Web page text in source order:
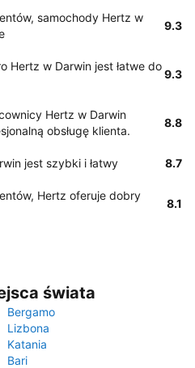
samochody Hertz w
9.3
Hertz w Darwin jest łatwe do
9.3
Hertz w Darwin
obsługę klienta.
8.8
jest szybki i łatwy 8.7
Hertz oferuje dobry
8.1
świata
Bergamo
Lizbona
Katania
Bari